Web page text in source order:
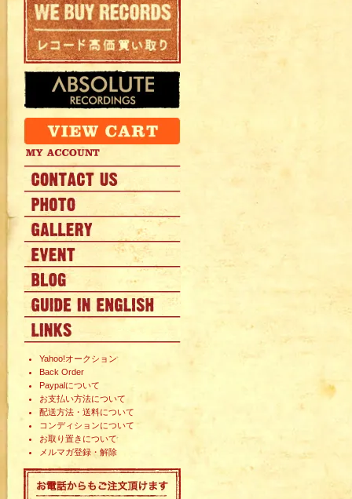
Yahoo!オークション
Back Order
Paypalについて
お支払い方法について
配送方法・送料について
コンディションについて
お取り置きについて
メルマガ登録・解除